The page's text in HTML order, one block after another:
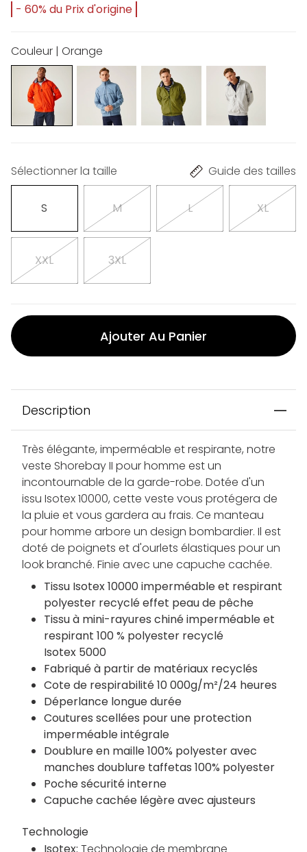
- 60% du Prix d'origine
Couleur | Orange
Sélectionner la taille Guide des tailles
S M L XL
XXL 3XL
Ajouter Au Panier
Description
Très élégante, imperméable et respirante, notre
veste Shorebay II pour homme est un
incontournable de la garde-robe. Dotée d'un
issu Isotex 10000, cette veste vous protégera de
la pluie et vous gardera au frais. Ce manteau
pour homme arbore un design bombardier. Il est
doté de poignets et d'ourlets élastiques pour un
look branché. Finie avec une capuche cachée.
Tissu Isotex 10000 imperméable et respirant
polyester recyclé effet peau de pêche
Tissu à mini-rayures chiné imperméable et
respirant 100 % polyester recyclé
Isotex 5000
Fabriqué à partir de matériaux recyclés
Cote de respirabilité 10 000g/m²/24 heures
Déperlance longue durée
Coutures scellées pour une protection
imperméable intégrale
Doublure en maille 100% polyester avec
manches doublure taffetas 100% polyester
Poche sécurité interne
Capuche cachée légère avec ajusteurs
Technologie